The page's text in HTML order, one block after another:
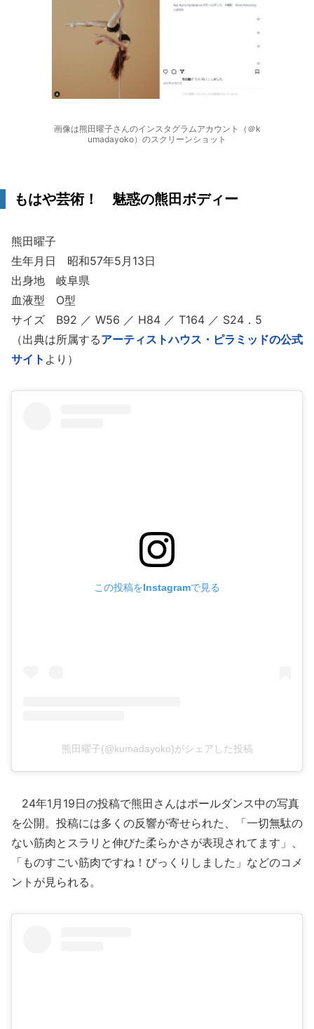
画像は熊田曜子さんのインスタグラムアカウント（＠k
umadayoko）のスクリーンショット
もはや芸術！ 魅惑の熊田ボディー
熊田曜子
生年月日 昭和57年5月13日
出身地 岐阜県
血液型 O型
サイズ B92 ／ W56 ／ H84 ／ T164 ／ S24．5
（出典は所属するアーティストハウス・ピラミッドの公式
サイト より）
この投稿をInstagramで見る
熊田曜子(@kumadayoko)がシェアした投稿
24年1月19日の投稿で熊田さんはポールダンス中の写真
を公開。投稿には多くの反響が寄せられた、「一切無駄の
ない筋肉とスラリと伸びた柔らかさが表現されてます」、
「ものすごい筋肉ですね！びっくりしました」などのコメ
ントが見られる。